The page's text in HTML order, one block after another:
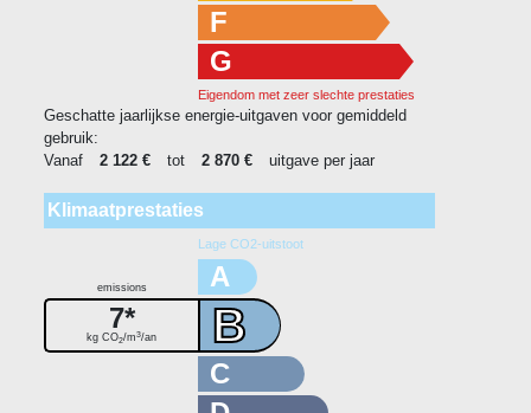
F
G
Eigendom met zeer slechte prestaties
Geschatte jaarlijkse energie-uitgaven voor gemiddeld
gebruik:
Vanaf
2 122 € tot 2 870 € uitgave per jaar
Klimaatprestaties
Lage CO2-uitstoot
A
B
emissions
7*
kg CO2/m3/an
C